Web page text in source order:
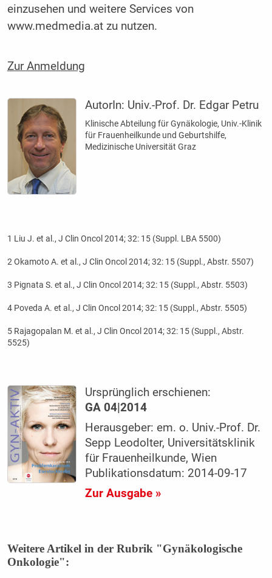
einzusehen und weitere Services von
www.medmedia.at zu nutzen.
Zur Anmeldung
AutorIn: Univ.-Prof. Dr. Edgar Petru
Klinische Abteilung für Gynäkologie, Univ.-Klinik
für Frauenheilkunde und Geburtshilfe,
Medizinische Universität Graz
1 Liu J. et al., J Clin Oncol 2014; 32: 15 (Suppl. LBA 5500)
2 Okamoto A. et al., J Clin Oncol 2014; 32: 15 (Suppl., Abstr. 5507)
3 Pignata S. et al., J Clin Oncol 2014; 32: 15 (Suppl., Abstr. 5503)
4 Poveda A. et al., J Clin Oncol 2014; 32: 15 (Suppl., Abstr. 5505)
5 Rajagopalan M. et al., J Clin Oncol 2014; 32: 15 (Suppl., Abstr.
5525)
Ursprünglich erschienen:
GA 04|2014
Herausgeber: em. o. Univ.-Prof. Dr.
Sepp Leodolter, Universitätsklinik
für Frauenheilkunde, Wien
Publikationsdatum: 2014-09-17
Zur Ausgabe »
Weitere Artikel in der Rubrik "Gynäkologische
Onkologie":